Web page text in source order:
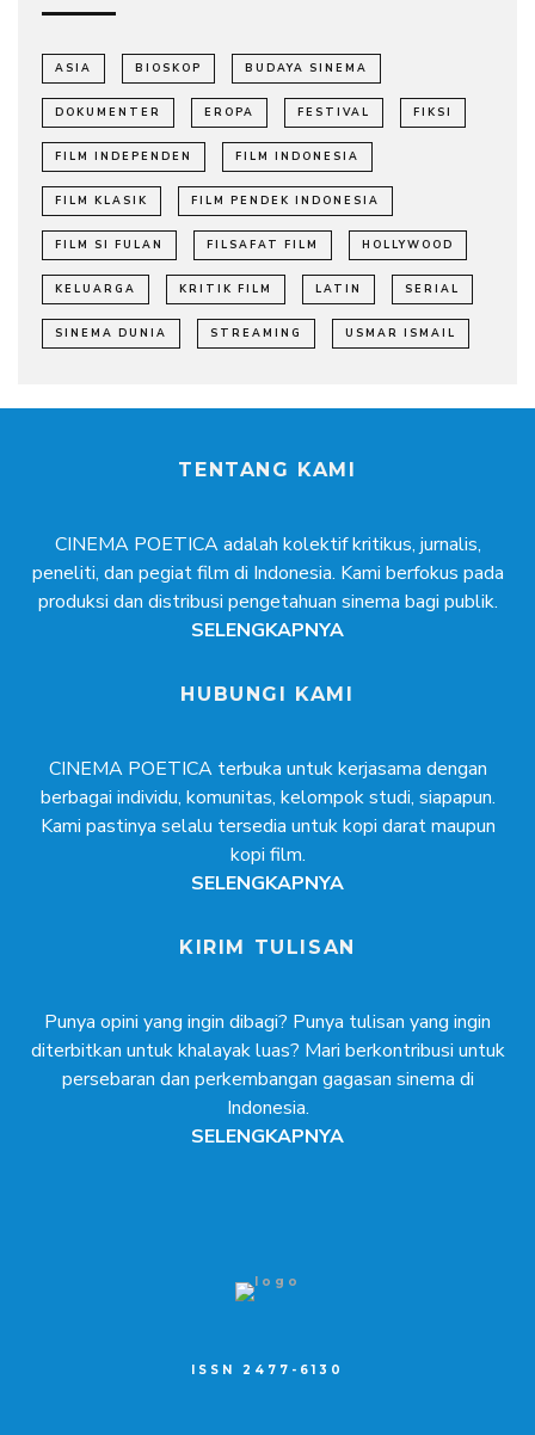
ASIA BIOSKOP BUDAYA SINEMA
DOKUMENTER EROPA FESTIVAL FIKSI
FILM INDEPENDEN FILM INDONESIA
FILM KLASIK FILM PENDEK INDONESIA
FILM SI FULAN FILSAFAT FILM HOLLYWOOD
KELUARGA KRITIK FILM LATIN SERIAL
SINEMA DUNIA STREAMING USMAR ISMAIL
TENTANG KAMI
CINEMA POETICA adalah kolektif kritikus, jurnalis,
peneliti, dan pegiat film di Indonesia. Kami berfokus pada
produksi dan distribusi pengetahuan sinema bagi publik.
SELENGKAPNYA
HUBUNGI KAMI
CINEMA POETICA terbuka untuk kerjasama dengan
berbagai individu, komunitas, kelompok studi, siapapun.
Kami pastinya selalu tersedia untuk kopi darat maupun
kopi film.
SELENGKAPNYA
KIRIM TULISAN
Punya opini yang ingin dibagi? Punya tulisan yang ingin
diterbitkan untuk khalayak luas? Mari berkontribusi untuk
persebaran dan perkembangan gagasan sinema di
Indonesia.
SELENGKAPNYA
ISSN 2477-6130